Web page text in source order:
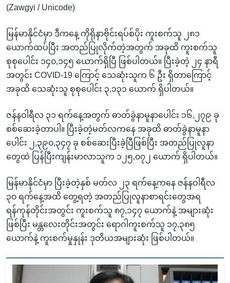
ရန်
ကျော်
ရန်
(Zawgyi / Unicode)
မြန်မာနိုင်ငံမှာ ဒီကနေ့ ကိုရိုနာဗိုင်းရပ်စ်ပိုး ကူးစက်သူ ၂၈၁
ယောက်ထပ်ပြီး အတည်ပြုလိုက်တဲ့အတွက် အခုထိ ကူးစက်သူ
စုစုပေါင်း ၁၄၀,၁၄၅ ယောက်ရှိပြီ ဖြစ်ပါတယ်။ ပြီးခဲ့တဲ့ ၂၄ နာရီ
အတွင်း COVID-19 ကြောင့် သေဆုံးသူက ၆ ဦး ရှိတာကြောင့်
အခုထိ သေဆုံးသူ စုစုပေါင်း ၃,၁၃၁ ယောက် ရှိပါတယ်။
ဇန်နဝါရီလ ၃၁ ရက်နေ့အတွက် ဓာတ်ခွဲနာမူနာပေါင်း ၁၆,၂၇၉ ခု
စစ်ဆေးခဲ့တာပါ။ ပြီးခဲ့တဲ့မတ်လကနေ အခုထိ ဓာတ်ခွဲနာမူနာ
ပေါင်း ၂,၃၉၀,၃၄၇ ခု စစ်ဆေးပြီးခဲ့ပြီဖြစ်ပြီး အတည်ပြုလူနာ
တွေထဲ ပြန်ပြီးကျန်းမာလာသူက ၁၂၅,၀၇၂ ယောက် ရှိပါတယ်။
မြန်မာနိုင်ငံမှာ ပြီးခဲ့တဲ့နှစ် မတ်လ ၂၃ ရက်နေ့ကနေ ဇန်နဝါရီလ
၃၀ ရက်နေ့အထိ တွေ့ရတဲ့ အတည်ပြုလူနာစာရင်းတွေအရ
ရန်ကုန်တိုင်းအတွင်း ကူးစက်သူ ၈၇,၁၄၇ ယောက်နဲ့ အများဆုံး
ဖြစ်ပြီး မန္တလေးတိုင်းအတွင်း ရောဂါကူးစက်သူ ၁၇,၃၈၅
ယောက်နဲ့ ကူးစက်မှုနှုန်း ဒုတိယအများဆုံး ဖြစ်ပါတယ်။